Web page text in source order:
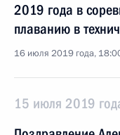
2019 года в
плаванию в
16 июля 2019 года,
15 июля 2019